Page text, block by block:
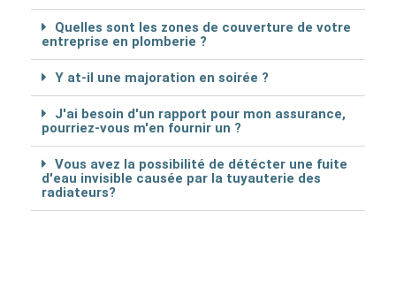
Quelles sont les zones de couverture de votre
entreprise en plomberie ?
Y at-il une majoration en soirée ?
J'ai besoin d'un rapport pour mon assurance,
pourriez-vous m'en fournir un ?
Vous avez la possibilité de détécter une fuite
d'eau invisible causée par la tuyauterie des
radiateurs?